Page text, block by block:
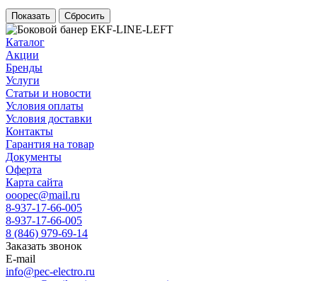
Сбросить
Каталог
Акции
Бренды
Услуги
Статьи и новости
Условия оплаты
Условия доставки
Контакты
Гарантия на товар
Документы
Оферта
Карта сайта
ooopec@mail.ru
8-937-17-66-005
8-937-17-66-005
8 (846) 979-69-14
Заказать звонок
E-mail
info@pec-electro.ru